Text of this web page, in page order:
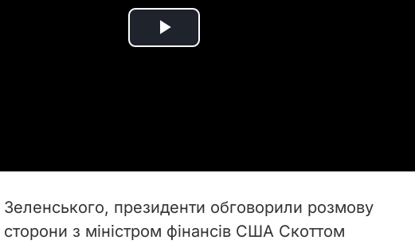
P
i
президенти обговорили розмову
сторони з міністром фінансів США Скоттом